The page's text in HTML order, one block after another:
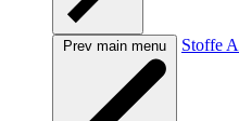
Prev main menu Stoffe